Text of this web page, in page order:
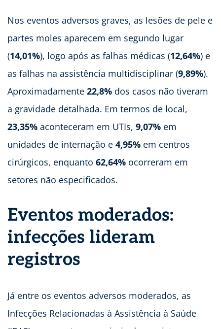
Nos eventos adversos graves, as lesões de pele e
partes moles aparecem em segundo lugar
(14,01%), logo após as falhas médicas (12,64%) e
as falhas na assistência multidisciplinar (9,89%).
Aproximadamente 22,8% dos casos não tiveram
a gravidade detalhada. Em termos de local,
23,35% aconteceram em UTIs, 9,07% em
unidades de internação e 4,95% em centros
cirúrgicos, enquanto 62,64% ocorreram em
setores não especificados.
Eventos moderados:
infecções lideram
registros
Já entre os eventos adversos moderados, as
Infecções Relacionadas à Assistência à Saúde